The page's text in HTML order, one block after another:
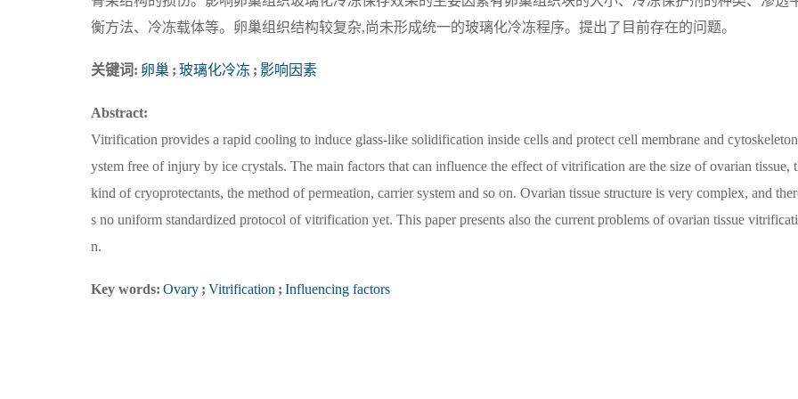
衡方法、冷冻载体等。卵巢组织结构较复杂,尚未形成统一的玻璃化冷冻程序。提出了目前存在的问题。
关键词: 卵巢 ; 玻璃化冷冻 ; 影响因素
Abstract:
Vitrification provides a rapid cooling to induce glass-like solidification inside cells and protect cell membrane and
ystem free of injury by ice crystals. The main factors that can influence the effect of vitrification are the size of ovarian tissue,
kind of cryoprotectants, the method of permeation, carrier system and so on. Ovarian tissue structure is very complex, and
s no uniform standardized protocol of vitrification yet. This paper presents also the current problems of ovarian tissue
n.
Key words: Ovary ; Vitrification ; Influencing factors